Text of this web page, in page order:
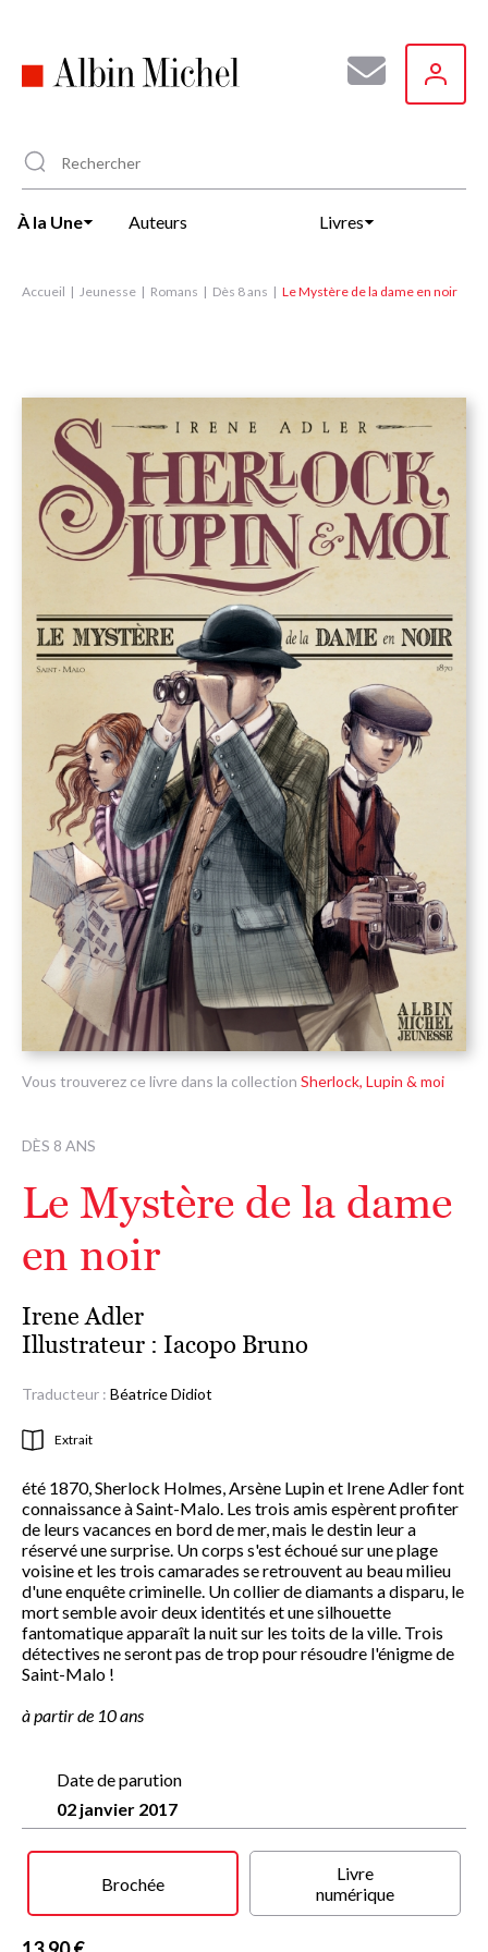
principal
À la Une Auteurs Livres
Accueil Jeunesse Romans Dès 8 ans Le Mystère de la dame en noir
Vous trouverez ce livre dans la collection Sherlock, Lupin & moi
DÈS 8 ANS
Le Mystère de la dame
en noir
Irene Adler
Illustrateur : Iacopo Bruno
Traducteur : Béatrice Didiot
Extrait
été 1870, Sherlock Holmes, Arsène Lupin et Irene Adler font
connaissance à Saint-Malo. Les trois amis espèrent profiter
de leurs vacances en bord de mer, mais le destin leur a
réservé une surprise. Un corps s'est échoué sur une plage
voisine et les trois camarades se retrouvent au beau milieu
d'une enquête criminelle. Un collier de diamants a disparu, le
mort semble avoir deux identités et une silhouette
fantomatique apparaît la nuit sur les toits de la ville. Trois
détectives ne seront pas de trop pour résoudre l'énigme de
Saint-Malo !
à partir de 10 ans
Date de parution
02 janvier 2017
Brochée
Livre
numérique